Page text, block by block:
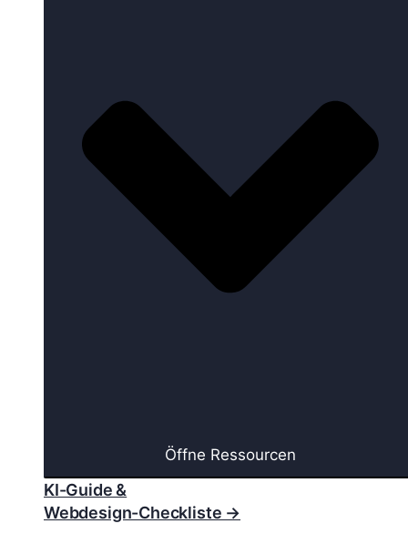
Öffne Ressourcen
KI-Guide &
Webdesign-Checkliste →